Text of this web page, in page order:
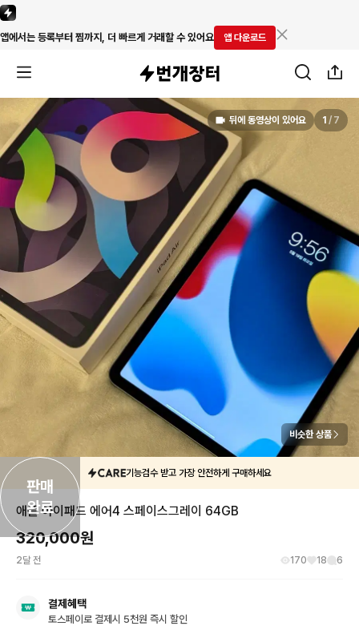
앱에서는 등록부터 찜까지, 더 빠르게 거래할 수 있어요 앱 다운로드
판매
완료
뒤에 동영상이 있어요 1 / 7
비슷한 상품
기능검수 받고 가장 안전하게 구매하세요
애플 아이패드 에어4 스페이스그레이 64GB
320,000원
2달 전 170 18 6
결제혜택
토스페이로 결제시 5천원 즉시 할인